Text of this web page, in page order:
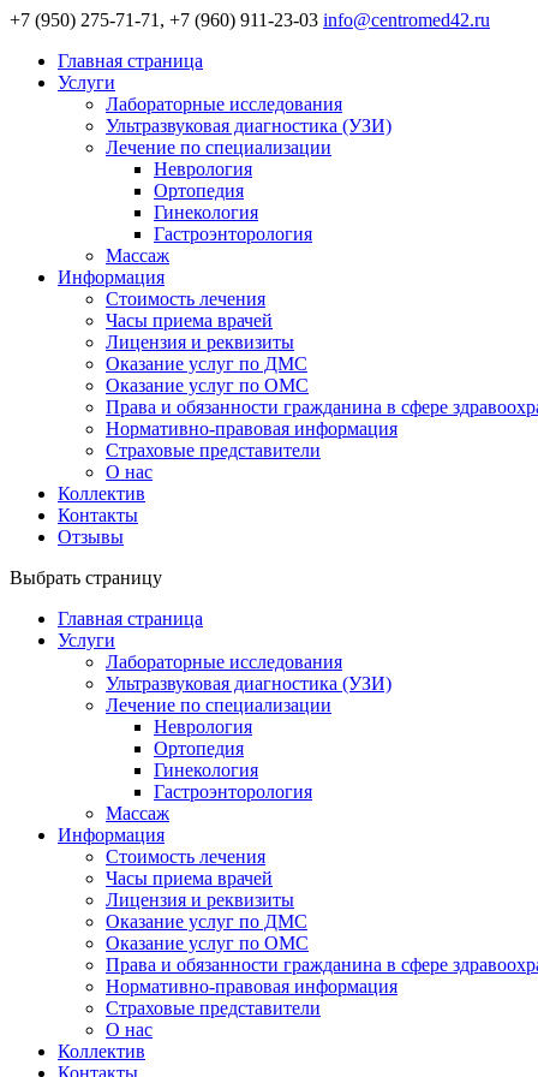
+7 (950) 275-71-71, +7 (960) 911-23-03 info@centromed42.ru
Главная страница
Услуги
Лабораторные исследования
Ультразвуковая диагностика (УЗИ)
Лечение по специализации
Неврология
Ортопедия
Гинекология
Гастроэнторология
Массаж
Информация
Стоимость лечения
Часы приема врачей
Лицензия и реквизиты
Оказание услуг по ДМС
Оказание услуг по ОМС
Права и обязанности гражданина в сфере
Нормативно-правовая информация
Страховые представители
О нас
Коллектив
Контакты
Отзывы
Выбрать страницу
Главная страница
Услуги
Лабораторные исследования
Ультразвуковая диагностика (УЗИ)
Лечение по специализации
Неврология
Ортопедия
Гинекология
Гастроэнторология
Массаж
Информация
Стоимость лечения
Часы приема врачей
Лицензия и реквизиты
Оказание услуг по ДМС
Оказание услуг по ОМС
Права и обязанности гражданина в сфере
Нормативно-правовая информация
Страховые представители
О нас
Коллектив
Контакты